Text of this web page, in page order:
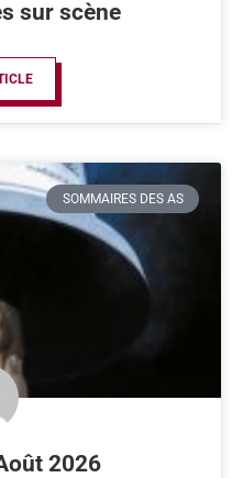
sur scène
SOMMAIRES DES AS
2026